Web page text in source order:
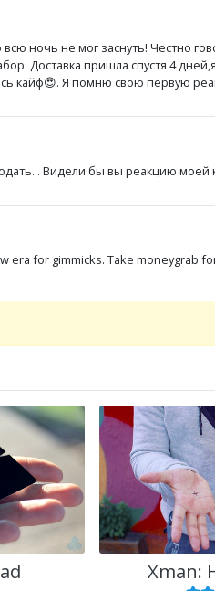
ночь не мог заснуть! Честно
Доставка пришла спустя 4
кайф😍. Я помню свою первую
Видели бы вы реакцию моей
era for gimmicks. Take moneygrab
Xman: